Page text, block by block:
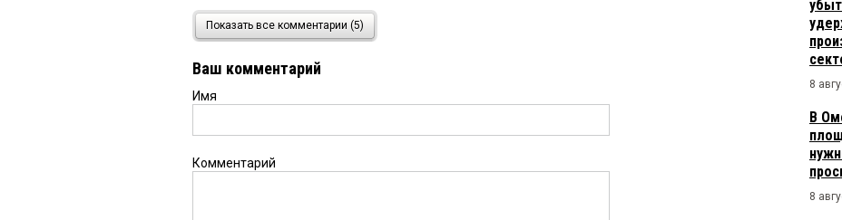
4 июня 2025 в 17:58:
Федя инвалид так ты то почему то не идешь работать? боишься?
Федя 4 июня 2025 в 17:46:
Показать все комментарии (5)
Ваш комментарий
Имя
Комментарий
8
В
8